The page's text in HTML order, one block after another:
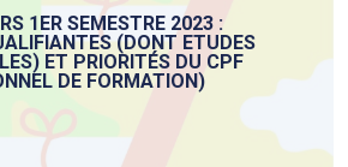
1ER SEMESTRE 2023 :
(DONT ETUDES
ET PRIORITÉS DU CPF
DE FORMATION)